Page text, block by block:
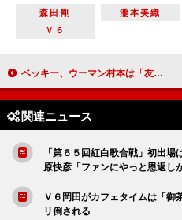
森田剛 瀧本美織
Ｖ６
ベッキー、ウーマン村本は「友達」 泉ピン子「あんな小者は許さない」と一蹴
関連ニュース
「第６５回紅白歌合戦」初出
原快彦「ファンにやっと恩返し
Ｖ６岡田がカフェタイムは「
リ倒される